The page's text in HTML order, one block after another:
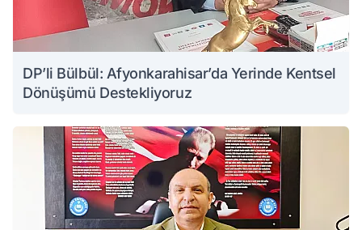
DP’li Bülbül: Afyonkarahisar’da Yerinde Kentsel
Dönüşümü Destekliyoruz